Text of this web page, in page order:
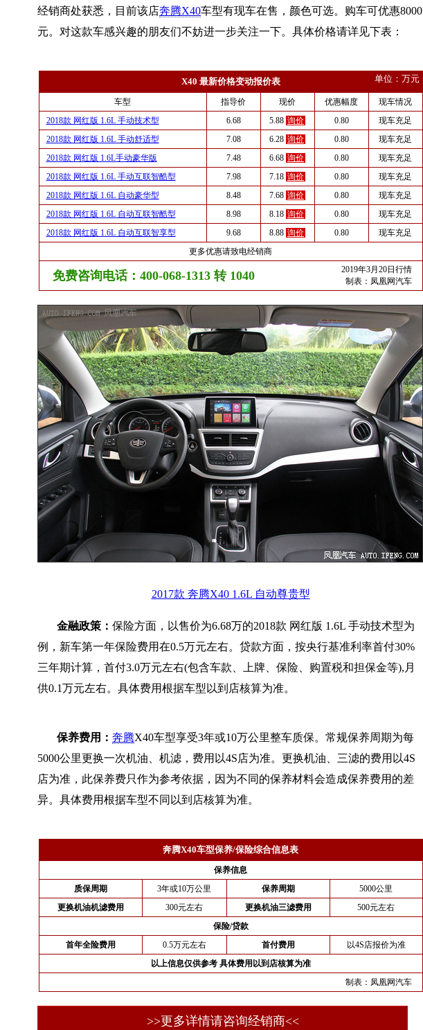
经销商处获悉，目前该店奔腾X40车型有现车在售，颜色可选。购车可优惠8000
元。对这款车感兴趣的朋友们不妨进一步关注一下。具体价格请详见下表：
X40 最新价格变动报价表 单位：万元
车型 指导价 现价 优惠幅度
现车情况
2018款 网红版 1.6L 手动技术型
6.68 5.88 询价 0.80
现车充足
2018款 网红版 1.6L 手动舒适型
7.08 6.28 询价 0.80
现车充足
2018款 网红版 1.6L手动豪华版
7.48 6.68 询价 0.80
现车充足
2018款 网红版 1.6L 手动互联智酷型
7.98 7.18 询价 0.80
现车充足
2018款 网红版 1.6L 自动豪华型
8.48 7.68 询价 0.80
现车充足
2018款 网红版 1.6L 自动互联智酷型
8.98 8.18 询价 0.80
现车充足
2018款 网红版 1.6L 自动互联智享型
9.68 8.88 询价 0.80
现车充足
更多优惠请致电经销商
免费咨询电话：400-068-1313 转 1040
2019年3月20日行情
制表： 凤凰网汽车
2017款 奔腾X40 1.6L 自动尊贵型
金融政策： 保险方面，以售价为6.68万的2018款 网红版 1.6L 手动技术型为
例，新车第一年保险费用在0.5万元左右。贷款方面，按央行基准利率首付30%
三年期计算，首付3.0万元左右(包含车款、上牌、保险、购置税和担保金等),月
供0.1万元左右。具体费用根据车型以到店核算为准。
保养费用： 奔腾X40车型享受3年或10万公里整车质保。常规保养周期为每
5000公里更换一次机油、机滤，费用以4S店为准。更换机油、三滤的费用以4S
店为准，此保养费只作为参考依据，因为不同的保养材料会造成保养费用的差
异。具体费用根据车型不同以到店核算为准。
奔腾X40车型保养/保险综合信息表
保养信息
质保周期
3年或10万公里 保养周期
5000公里
更换机油机滤费用
300元左右 更换机油三滤费用
500元左右
保险/贷款
首年全险费用
0.5万元左右 首付费用
以4S店报价为准
以上信息仅供参考 具体费用以到店核算为准
制表： 凤凰网汽车
>>更多详情请咨询经销商<<